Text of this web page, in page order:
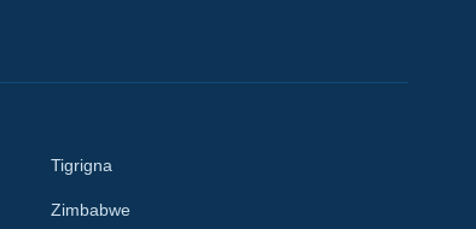
Tigrigna
Zimbabwe